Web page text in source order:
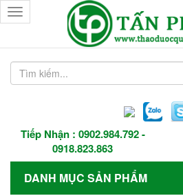
Tiếp Nhận : 0902.984.792-
0918.823.863
Toggle
navigation
DANH MỤC SẢN PHẨM